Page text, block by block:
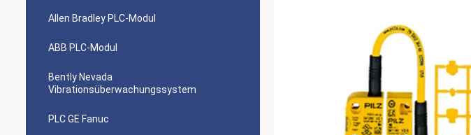
Allen Bradley PLC-Modul
ABB PLC-Modul
Bently Nevada
Vibrationsüberwachungssystem
PLC GE Fanuc